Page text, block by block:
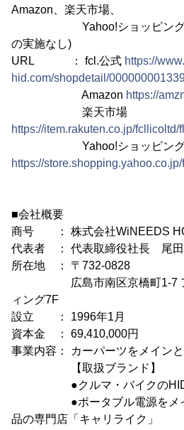
Amazon、楽天市場、
Yahoo!ショッピング、
の実施なし)
URL ： fcl.公式 https://
hid.com/shopdetail/
Amazon https://
楽天市場
https://item.rakuten.co.jp/fcllicoltd/
Yahoo!ショッピン
https://
■会社概要
商号 ： 株式会社WiNEEDS
代表者 ： 代表取締役社長 尾田
所在地 ： 〒732-0828
広島市南区京橋町1-7 ア
ィング7F
設立 ： 1996年1月
資本金 ： 69,410,000円
事業内容： カーパーツをメイン
【取扱ブランド】
●クルマ・バイクのHID・
●ポータブル電源をメイン
品の専門店「キャリライク」